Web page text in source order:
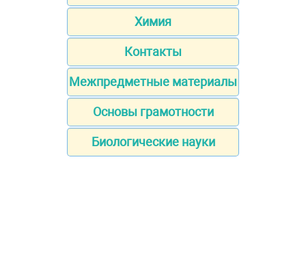
Химия
Контакты
Межпредметные материалы
Основы грамотности
Биологические науки